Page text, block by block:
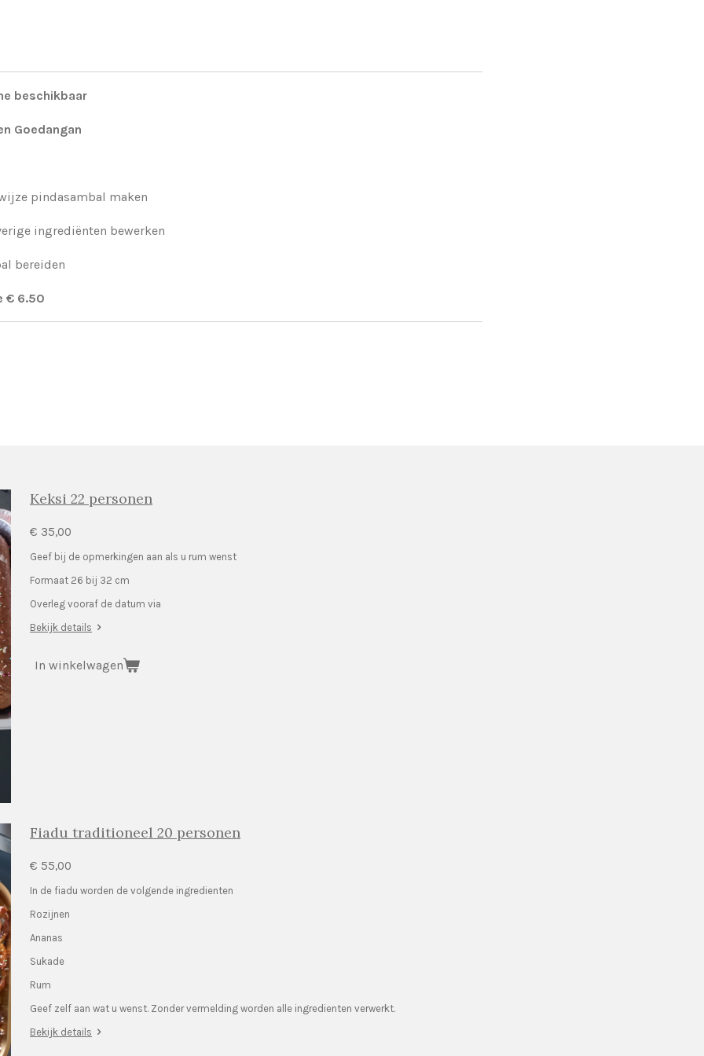
beschikbaar
Goedangan
pindasambal maken
ingrediënten bewerken
bereiden
€ 6.50
Keksi 22 personen
€ 35,00
Geef bij de opmerkingen aan als u rum wenst
Formaat 26 bij 32 cm
Overleg vooraf de datum via
Bekijk details
In winkelwagen
Fiadu traditioneel 20 personen
€ 55,00
In de fiadu worden de volgende ingredienten
Rozijnen
Ananas
Sukade
Rum
Geef zelf aan wat u wenst. Zonder vermelding worden alle ingredienten verwerkt.
Bekijk details